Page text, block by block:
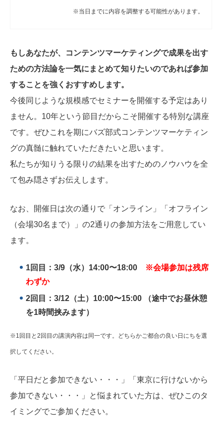
※当日までに内容を調整する可能性があります。
もしあなたが、コンテンツマーケティングで成果を出す
ための方法論を一気にまとめて知りたいのであれば参加
することを強くおすすめします。
今後同じような規模感でセミナーを開催する予定はあり
ません。10年という節目だからこそ開催する特別な講座
です。ぜひこれを期にバズ部式コンテンツマーケティン
グの真髄に触れていただきたいと思います。
私たちが知りうる限りの結果を出すためのノウハウを全
て包み隠さずお伝えします。
なお、開催日は次の通りで「オンライン」「オフライン
（会場30名まで）」の2通りの参加方法をご用意してい
ます。
1回目：3/9（水）14:00〜18:00
※会場参加は残席
わずか
2回目：3/12（土）10:00〜15:00 （途中でお昼休憩
を1時間挟みます）
※1回目と2回目の講演内容は同一です。どちらかご都合の良い日にちを選
択してください。
「平日だと参加できない・・・」「東京に行けないから
参加できない・・・」と悩まれていた方は、ぜひこのタ
イミングでご参加ください。